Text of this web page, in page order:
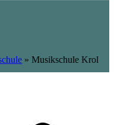
» Musikschule Krol